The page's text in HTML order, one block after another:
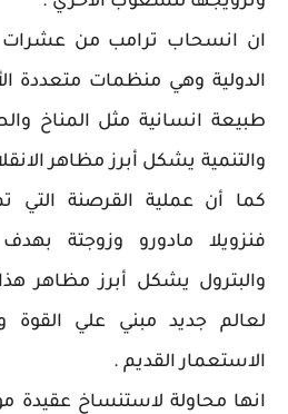
ان انسحاب ترامب من عشرات
الدولية وهي منظمات متعددة
طبيعة انسانية مثل المناخ
والتنمية يشكل أبرز مظاهر
كما أن عملية القرصنة التي
فنزويلا مادورو وزوجتة
والبترول يشكل أبرز مظاهر
لعالم جديد مبني علي القوة
الاستعمار القديم .
انها محاولة لاستنساخ عقيدة